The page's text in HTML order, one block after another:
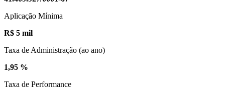
Aplicação Mínima
R$ 5 mil
Taxa de Administração (ao ano)
1,95 %
Taxa de Performance